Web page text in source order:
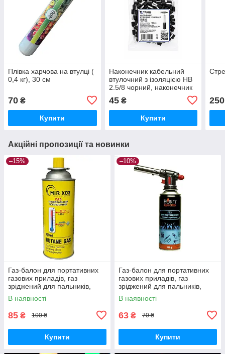
Плівка харчова на втулці (
0,4 кг), 30 см
70 ₴
Купити
Наконечник кабельний
втулочний з ізоляцією HB
2.5/8 чорний, наконечник
проводки
45₴
Купити
250
Акційні пропозиції та новинки
–15%
Газ-балон для портативних
газових приладів, газ
зріджений для пальників,
MIR-XOЗ 450 мл BUTAN
В наявності
85 ₴ 100 ₴
Купити
–10%
Газ-балон для портативних
газових приладів, газ
зріджений для пальників,
Burn Gas 220 мл
В наявності
63 ₴ 70 ₴
Купити